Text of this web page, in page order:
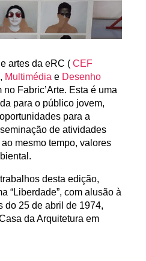
artes da eRC ( CEF
, Multimédia e Desenho
no Fabric’Arte. Esta é uma
para o público jovem,
para a
de atividades
mesmo tempo, valores
desta edição,
“Liberdade”, com alusão à
do 25 de abril de 1974,
da Arquitetura em